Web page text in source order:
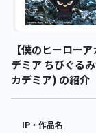
【僕のヒーロー
デミア ちびぐる
カデミア) の紹介
IP・作品名